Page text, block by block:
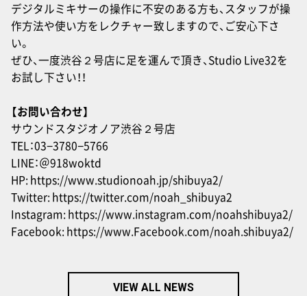
デジタルミキサーの操作に不安のある方も、スタッフが操
作方法や使い方をレクチャー致しますので、ご安心下さ
い。
ぜひ、一度渋谷２号店に足を運んで頂き、Studio Live32を
お試し下さい！！
【お問い合わせ】
サウンドスタジオノア渋谷２号店
TEL：03−3780−5766
LINE：＠918woktd
HP:https://www.studionoah.jp/shibuya2/
Twitter:https://twitter.com/noah_shibuya2
Instagram:https://www.instagram.com/noahshibuya2/
Facebook:https://www.Facebook.com/noah.shibuya2/
VIEW ALL NEWS